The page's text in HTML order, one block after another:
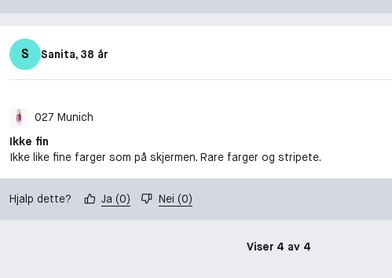
S Sanita, 38 år
027 Munich
Ikke fin
Ikke like fine farger som på skjermen. Rare farger og stripete.
Hjalp dette? Ja (0) Nei (0)
Viser 4 av 4